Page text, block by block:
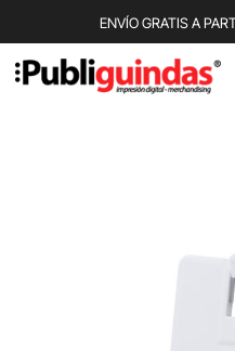
ENVÍO GRATIS A